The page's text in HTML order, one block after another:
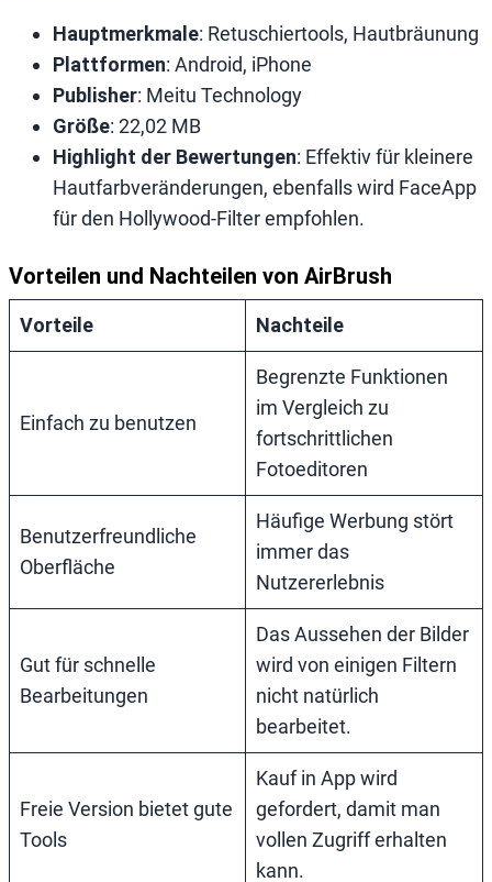
Hauptmerkmale: Retuschiertools, Hautbräunung
Plattformen: Android, iPhone
Publisher: Meitu Technology
Größe: 22,02 MB
Highlight der Bewertungen: Effektiv für kleinere
Hautfarbveränderungen, ebenfalls wird FaceApp
für den Hollywood-Filter empfohlen.
Vorteilen und Nachteilen von AirBrush
Vorteile Nachteile
Einfach zu benutzen
Begrenzte Funktionen
im Vergleich zu
fortschrittlichen
Fotoeditoren
Benutzerfreundliche
Oberfläche
Häufige Werbung stört
immer das
Nutzererlebnis
Gut für schnelle
Bearbeitungen
Das Aussehen der Bilder
wird von einigen Filtern
nicht natürlich
bearbeitet.
Freie Version bietet gute
Tools
Kauf in App wird
gefordert, damit man
vollen Zugriff erhalten
kann.